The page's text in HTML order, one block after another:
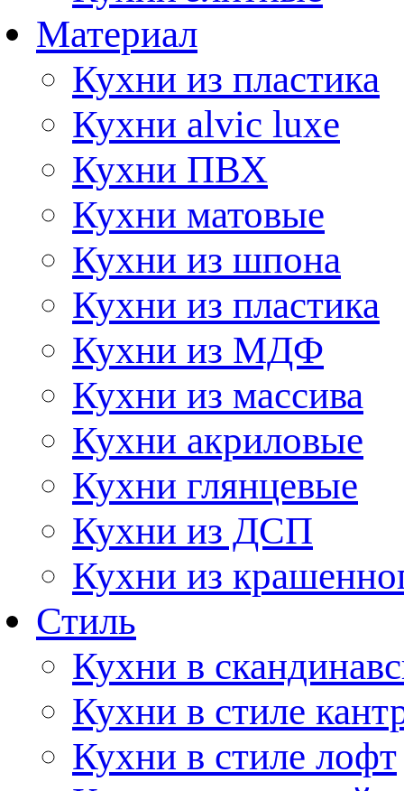
Материал
Кухни из пластика
Кухни alvic luxe
Кухни ПВХ
Кухни матовые
Кухни из шпона
Кухни из пластика
Кухни из МДФ
Кухни из массива
Кухни акриловые
Кухни глянцевые
Кухни из ДСП
Кухни из
Стиль
Кухни в
Кухни в стиле
Кухни в стиле лофт